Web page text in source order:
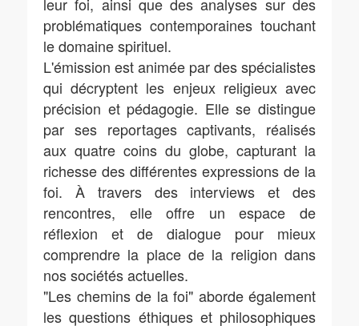
problématiques contemporaines touchant
le domaine spirituel.
L'émission est animée par des spécialistes
qui décryptent les enjeux religieux avec
précision et pédagogie. Elle se distingue
par ses reportages captivants, réalisés
aux quatre coins du globe, capturant la
richesse des différentes expressions de la
foi. À travers des interviews et des
rencontres, elle offre un espace de
réflexion et de dialogue pour mieux
comprendre la place de la religion dans
nos sociétés actuelles.
"Les chemins de la foi" aborde également
les questions éthiques et philosophiques